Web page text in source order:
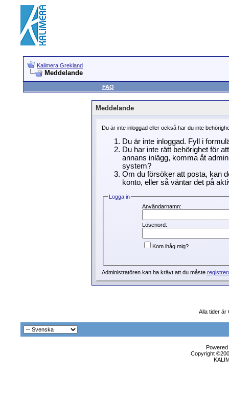
Kalimera Grekland
Meddelande
FAQ
Meddelande
Du är inte inloggad eller också har du inte
Du är inte inloggad. Fyll i
Du har inte rätt behörighet för
annans inlägg, komma åt
system?
Om du försöker att posta, kan
konto, eller så väntar det på
Logga in
Användarnamn:
Lösenord:
Kom ihåg mig?
Administratören kan ha krävt att du måste
Alla tider är
Copyright